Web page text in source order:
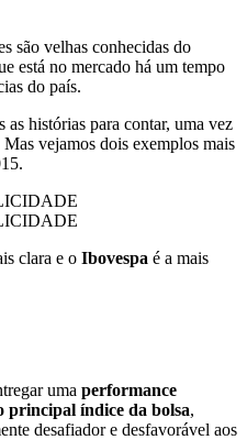
são velhas conhecidas do
está no mercado há um tempo
do país.
as histórias para contar, uma vez
vejamos dois exemplos mais
clara e o Ibovespa é a mais
uma performance
principal índice da bolsa,
desafiador e desfavorável aos